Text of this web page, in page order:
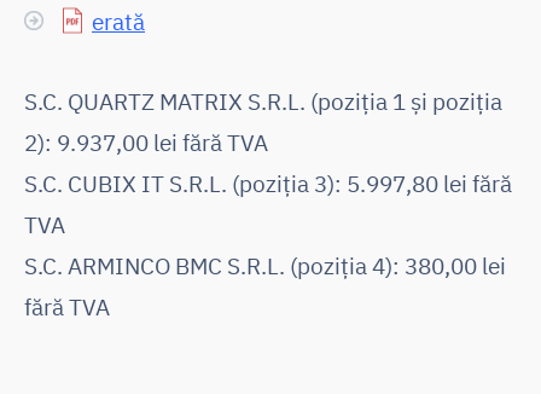
erată
S.C. QUARTZ MATRIX S.R.L. (poziția 1 și poziția
2): 9.937,00 lei fără TVA
S.C. CUBIX IT S.R.L. (poziția 3): 5.997,80 lei fără
TVA
S.C. ARMINCO BMC S.R.L. (poziția 4): 380,00 lei
fără TVA